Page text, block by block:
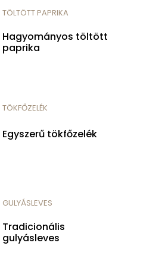
TÖLTÖTT PAPRIKA
Hagyományos töltött
paprika
TÖKFŐZELÉK
Egyszerű tökfőzelék
GULYÁSLEVES
Tradicionális
gulyásleves